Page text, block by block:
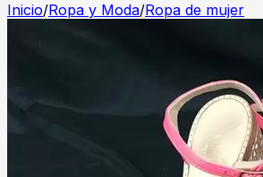
Inicio/Ropa y Moda/Ropa de mujer